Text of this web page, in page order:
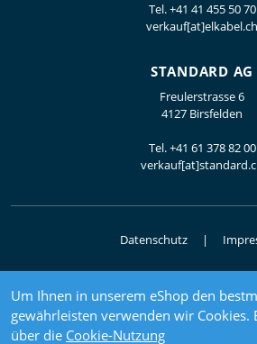
Um Ihnen in unserem eShop den
gewährleisten verwenden wir Cookies.
über die Cookie-Nutzung
Tel.+41 41 455 50 70
verkauf[at]elkabel.ch
STANDARD AG
Freulerstrasse 6
4127 Birsfelden
Tel.+41 61 378 82 00
Datenschutz
© 2026
powered by polynorm